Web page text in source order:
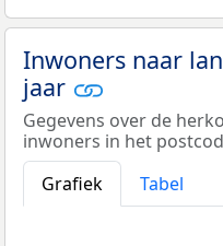
Inwoners naar
jaar
Gegevens over de
inwoners in het
Grafiek
Tabel